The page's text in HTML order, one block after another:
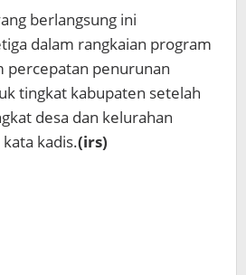
berlangsung ini
dalam rangkaian program
percepatan penurunan
tingkat kabupaten setelah
desa dan kelurahan
kadis.(irs)